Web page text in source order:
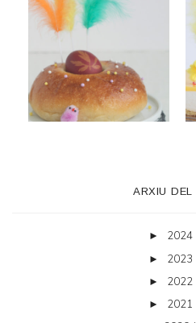
ARXIU DEL
► 2024
► 2023
► 2022
► 2021